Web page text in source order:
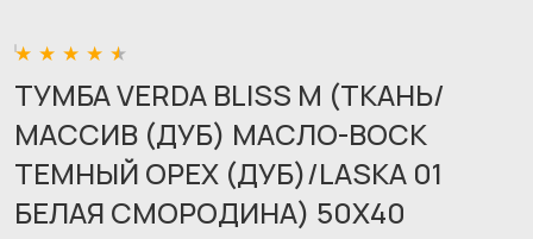
ТУМБА VERDA BLISS M (ТКАНЬ/
МАССИВ (ДУБ) МАСЛО-ВОСК
ТЕМНЫЙ ОРЕХ (ДУБ)/LASKA 01
БЕЛАЯ СМОРОДИНА) 50X40